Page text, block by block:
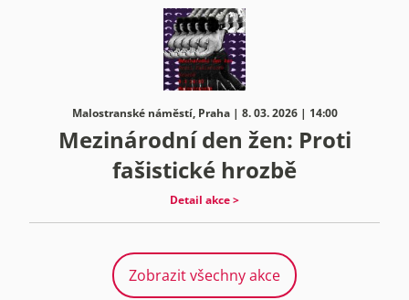
Malostranské náměstí, Praha | 8. 03. 2026 | 14:00
Mezinárodní den žen: Proti
fašistické hrozbě
Detail akce >
Zobrazit všechny akce